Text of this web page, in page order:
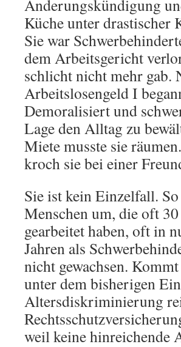
Änderungskündigung
Küche unter drastischer
Sie war
dem Arbeitsgericht
schlicht nicht mehr gab.
Arbeitslosengeld I
Demoralisiert und
Lage den Alltag zu
Miete musste sie
kroch sie bei einer
Sie ist kein Einzelfall.
Menschen um, die oft
gearbeitet haben, oft in
Jahren als
nicht gewachsen.
unter dem bisherigen
Altersdiskriminierung
weil keine hinreichende